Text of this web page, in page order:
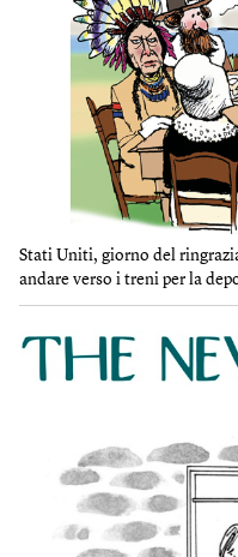
Stati Uniti, giorno del
andare verso i treni per la